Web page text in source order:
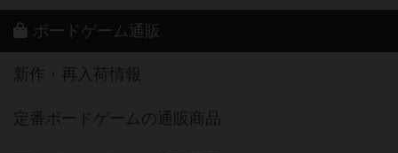
ボードゲーム通販
新作・再入荷情報
定番ボードゲームの通販商品